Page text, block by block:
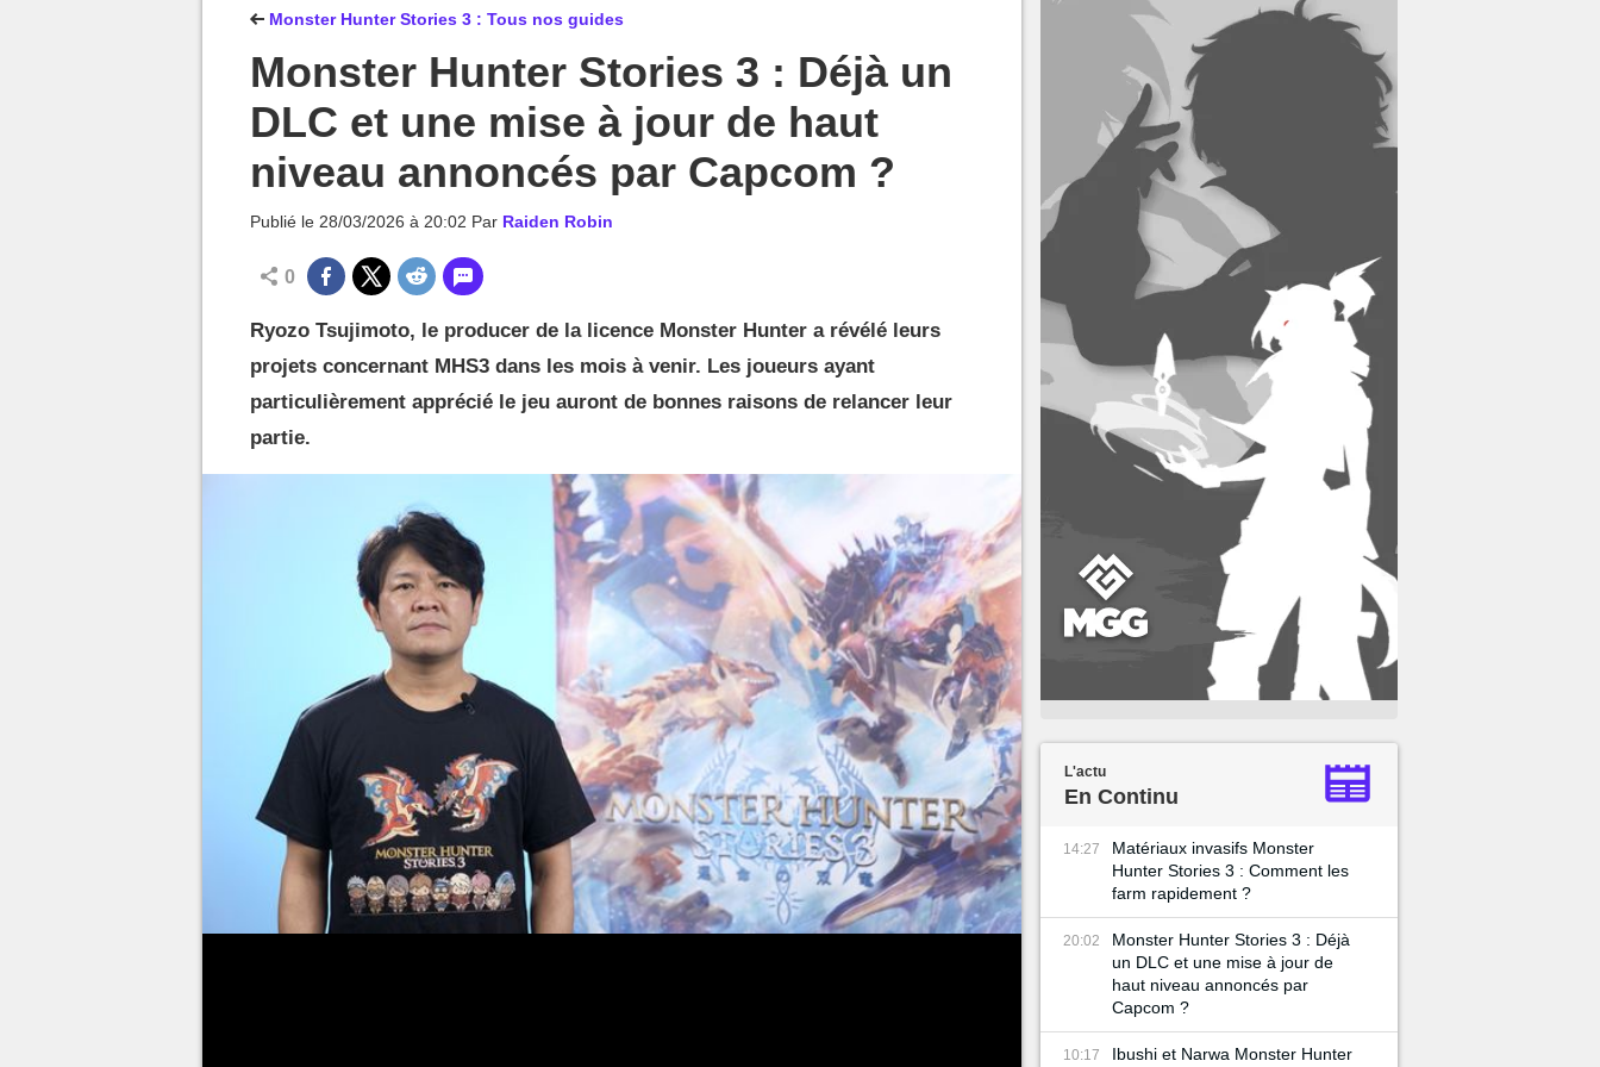
Monster Hunter Stories 3 : Tous nos guides
Monster Hunter Stories 3 : Déjà un
DLC et une mise à jour de haut
niveau annoncés par Capcom ?
Publié le 28/03/2026 à 20:02 Par Raiden Robin
0
Ryozo Tsujimoto, le producer de la licence Monster Hunter a révélé leurs
projets concernant MHS3 dans les mois à venir. Les joueurs ayant
particulièrement apprécié le jeu auront de bonnes raisons de relancer leur
partie.
L'actu
En Continu
14:27
Matériaux invasifs Monster
Hunter Stories 3 : Comment les
farm rapidement ?
20:02
Monster Hunter Stories 3 : Déjà
un DLC et une mise à jour de
haut niveau annoncés par
Capcom ?
10:17
Ibushi et Narwa Monster Hunter